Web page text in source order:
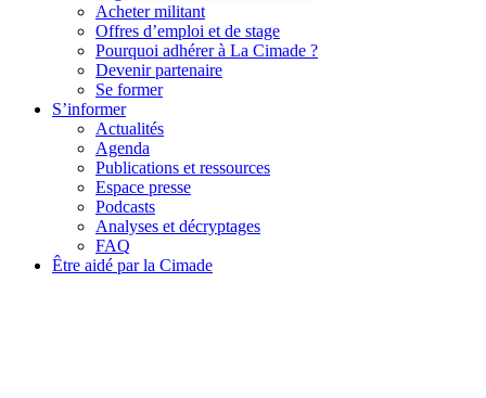
Acheter militant
Offres d’emploi et de stage
Pourquoi adhérer à La Cimade ?
Devenir partenaire
Se former
S’informer
Actualités
Agenda
Publications et ressources
Espace presse
Podcasts
Analyses et décryptages
FAQ
Être aidé par la Cimade